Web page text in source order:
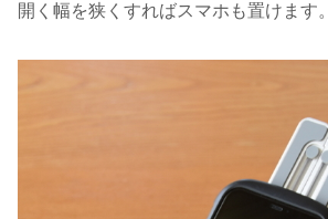
開く幅を狭くすればスマホも置けます。